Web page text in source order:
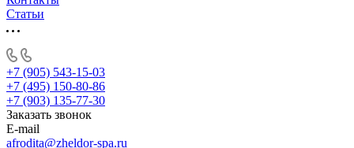
Статьи
+7 (905) 543-15-03
+7 (495) 150-80-86
+7 (903) 135-77-30
Заказать звонок
E-mail
afrodita@zheldor-spa.ru